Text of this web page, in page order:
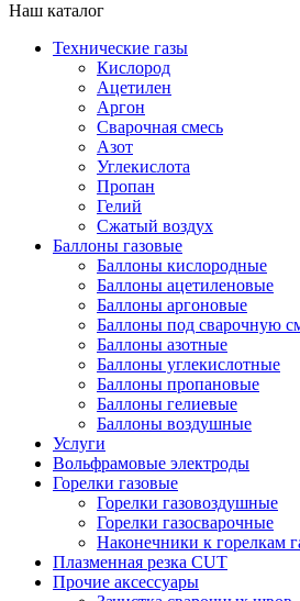
Наш каталог
Технические газы
Кислород
Ацетилен
Аргон
Сварочная смесь
Азот
Углекислота
Пропан
Гелий
Сжатый воздух
Баллоны газовые
Баллоны кислородные
Баллоны ацетиленовые
Баллоны аргоновые
Баллоны под сварочную
Баллоны азотные
Баллоны углекислотные
Баллоны пропановые
Баллоны гелиевые
Баллоны воздушные
Услуги
Вольфрамовые электроды
Горелки газовые
Горелки газовоздушные
Горелки газосварочные
Наконечники к горелкам
Плазменная резка CUT
Прочие аксессуары